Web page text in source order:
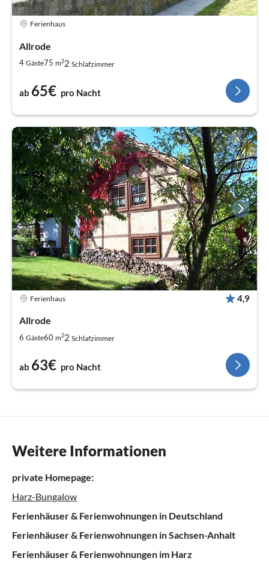
Ferienhaus
Allrode
4 Gäste75 m22 Schlafzimmer
ab 65€ pro Nacht
Ferienhaus 4,9
Allrode
6 Gäste60 m22 Schlafzimmer
ab 63€ pro Nacht
Weitere Informationen
private Homepage:
Harz-Bungalow
Ferienhäuser & Ferienwohnungen in Deutschland
Ferienhäuser & Ferienwohnungen in Sachsen-Anhalt
Ferienhäuser & Ferienwohnungen im Harz